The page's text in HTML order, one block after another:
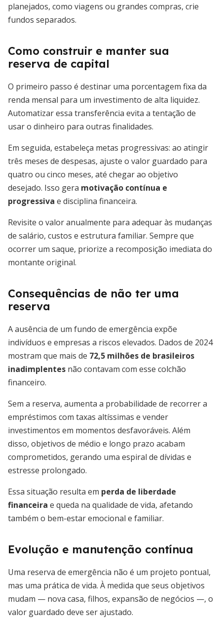
planejados, como viagens ou grandes compras, crie
fundos separados.
Como construir e manter sua
reserva de capital
O primeiro passo é destinar uma porcentagem fixa da
renda mensal para um investimento de alta liquidez.
Automatizar essa transferência evita a tentação de
usar o dinheiro para outras finalidades.
Em seguida, estabeleça metas progressivas: ao atingir
três meses de despesas, ajuste o valor guardado para
quatro ou cinco meses, até chegar ao objetivo
desejado. Isso gera motivação contínua e
progressiva e disciplina financeira.
Revisite o valor anualmente para adequar às mudanças
de salário, custos e estrutura familiar. Sempre que
ocorrer um saque, priorize a recomposição imediata do
montante original.
Consequências de não ter uma
reserva
A ausência de um fundo de emergência expõe
indivíduos e empresas a riscos elevados. Dados de 2024
mostram que mais de 72,5 milhões de brasileiros
inadimplentes não contavam com esse colchão
financeiro.
Sem a reserva, aumenta a probabilidade de recorrer a
empréstimos com taxas altíssimas e vender
investimentos em momentos desfavoráveis. Além
disso, objetivos de médio e longo prazo acabam
comprometidos, gerando uma espiral de dívidas e
estresse prolongado.
Essa situação resulta em perda de liberdade
financeira e queda na qualidade de vida, afetando
também o bem-estar emocional e familiar.
Evolução e manutenção contínua
Uma reserva de emergência não é um projeto pontual,
mas uma prática de vida. À medida que seus objetivos
mudam — nova casa, filhos, expansão de negócios —, o
valor guardado deve ser ajustado.